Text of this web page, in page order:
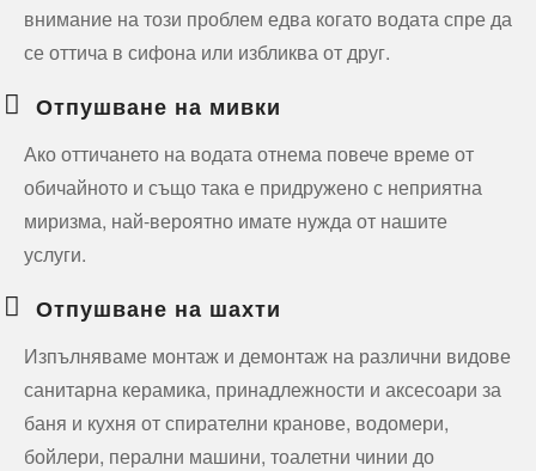
внимание на този проблем едва когато водата спре да
се оттича в сифона или избликва от друг.
Отпушване на мивки
Ако оттичането на водата отнема повече време от
обичайното и също така е придружено с неприятна
миризма, най-вероятно имате нужда от нашите
услуги.
Отпушване на шахти
Изпълняваме монтаж и демонтаж на различни видове
санитарна керамика, принадлежности и аксесоари за
баня и кухня от спирателни кранове, водомери,
бойлери, перални машини, тоалетни чинии до